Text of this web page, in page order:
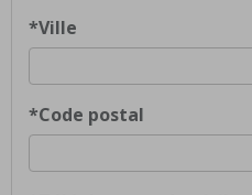
*Ville
*Code postal